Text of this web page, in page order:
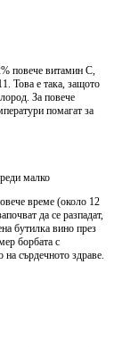
повече витамин С,
Това е така, защото
За повече
помагат за
малко
време (около 12
да се разпадат,
бутилка вино през
борбата с
на сърдечното здраве.